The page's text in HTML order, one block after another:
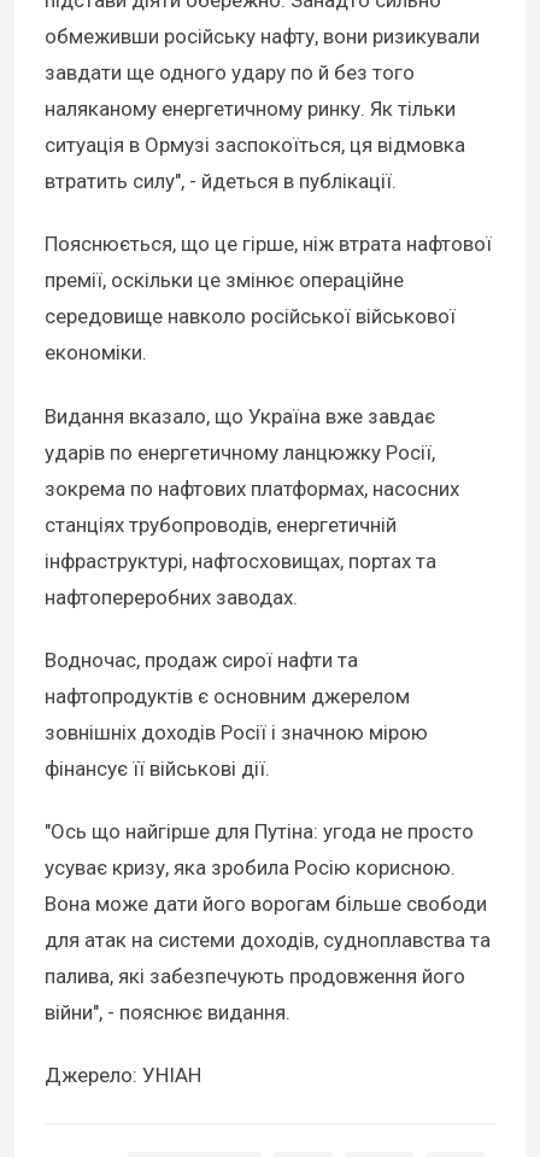
обмеживши російську нафту, вони ризикували
завдати ще одного удару по й без того
наляканому енергетичному ринку. Як тільки
ситуація в Ормузі заспокоїться, ця відмовка
втратить силу", - йдеться в публікації.
Пояснюється, що це гірше, ніж втрата нафтової
премії, оскільки це змінює операційне
середовище навколо російської військової
економіки.
Видання вказало, що Україна вже завдає
ударів по енергетичному ланцюжку Росії,
зокрема по нафтових платформах, насосних
станціях трубопроводів, енергетичній
інфраструктурі, нафтосховищах, портах та
нафтопереробних заводах.
Водночас, продаж сирої нафти та
нафтопродуктів є основним джерелом
зовнішніх доходів Росії і значною мірою
фінансує її військові дії.
"Ось що найгірше для Путіна: угода не просто
усуває кризу, яка зробила Росію корисною.
Вона може дати його ворогам більше свободи
для атак на системи доходів, судноплавства та
палива, які забезпечують продовження його
війни", - пояснює видання.
Джерело: УНІАН